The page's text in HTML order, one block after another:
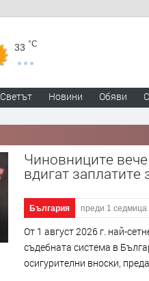
33 °C
Светът Новини Обяви
Чиновниците
вдигат
България преди 1 седмица
От 1 август 2026 г. най-
съдебната система в
осигурителни вноски,